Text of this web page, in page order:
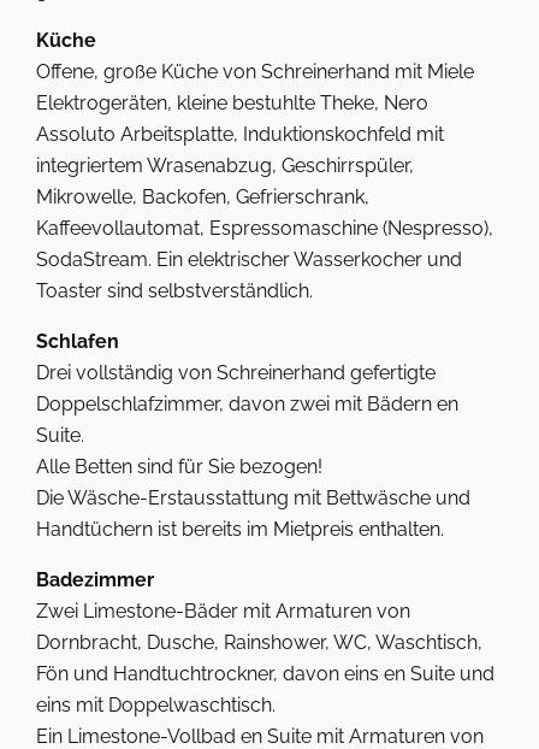
Küche
Offene, große Küche von Schreinerhand mit Miele
Elektrogeräten, kleine bestuhlte Theke, Nero
Assoluto Arbeitsplatte, Induktionskochfeld mit
integriertem Wrasenabzug, Geschirrspüler,
Mikrowelle, Backofen, Gefrierschrank,
Kaffeevollautomat, Espressomaschine (Nespresso),
SodaStream. Ein elektrischer Wasserkocher und
Toaster sind selbstverständlich.
Schlafen
Drei vollständig von Schreinerhand gefertigte
Doppelschlafzimmer, davon zwei mit Bädern en
Suite.
Alle Betten sind für Sie bezogen!
Die Wäsche-Erstausstattung mit Bettwäsche und
Handtüchern ist bereits im Mietpreis enthalten.
Badezimmer
Zwei Limestone-Bäder mit Armaturen von
Dornbracht, Dusche, Rainshower, WC, Waschtisch,
Fön und Handtuchtrockner, davon eins en Suite und
eins mit Doppelwaschtisch.
Ein Limestone-Vollbad en Suite mit Armaturen von